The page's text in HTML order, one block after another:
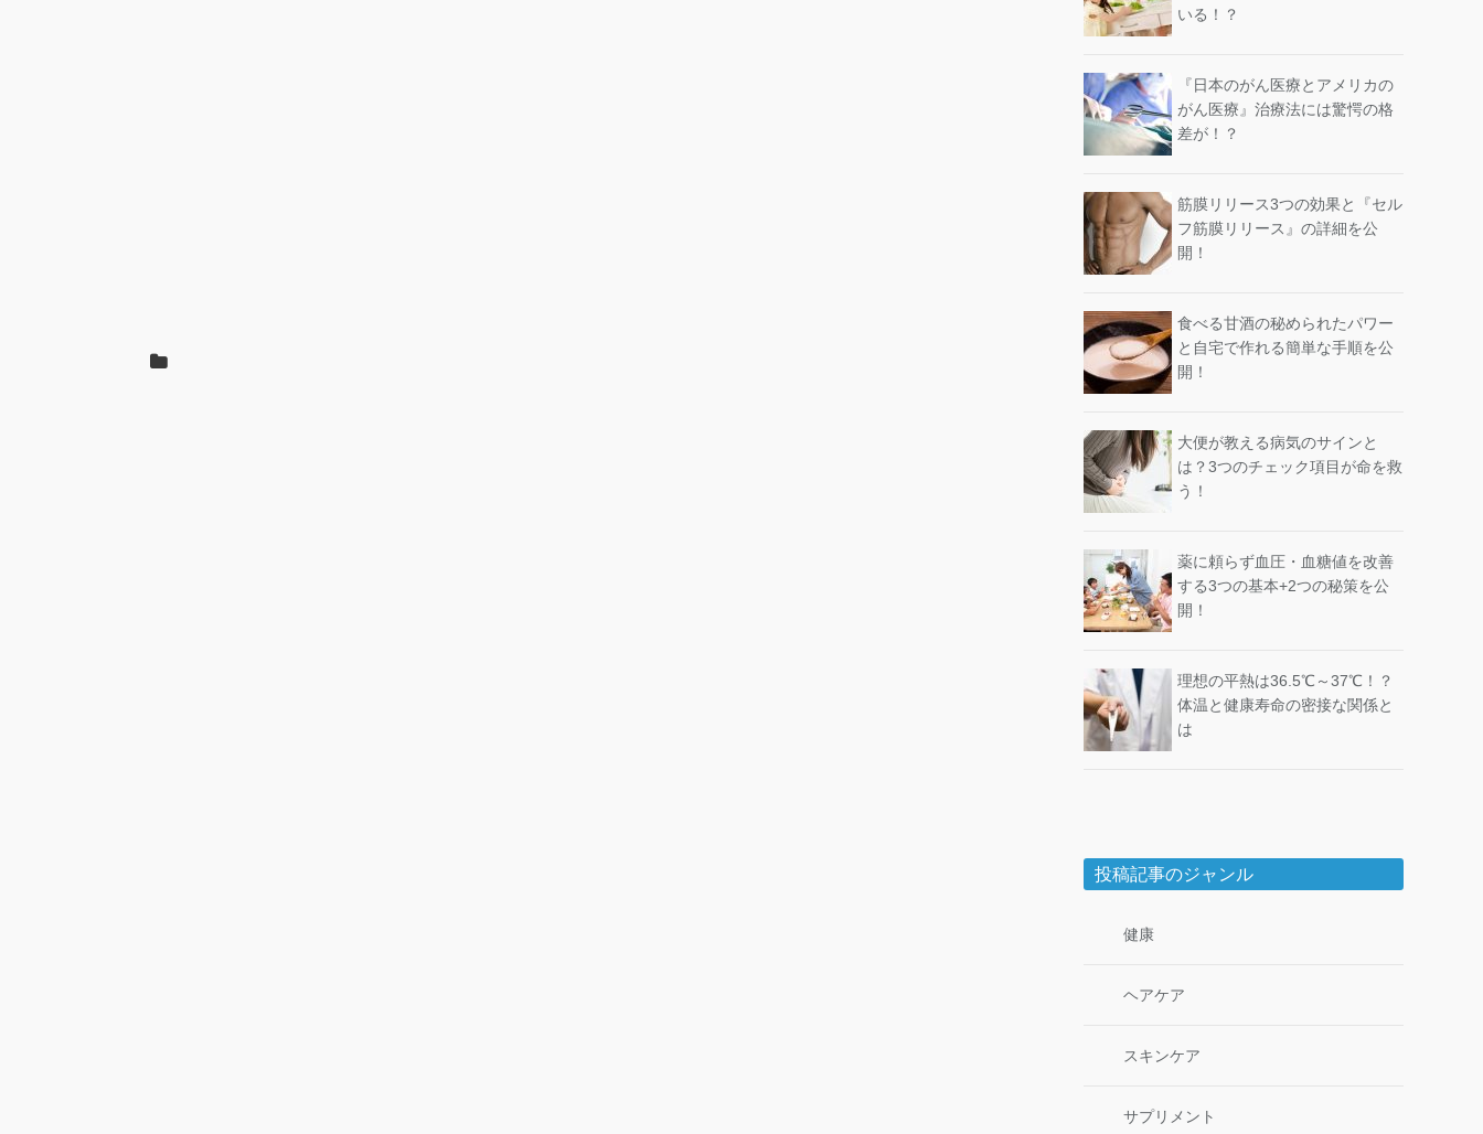
いる！？
『日本のがん医療とアメリカの
がん医療』治療法には驚愕の格
差が！？
筋膜リリース3つの効果と『セル
フ筋膜リリース』の詳細を公
開！
食べる甘酒の秘められたパワー
と自宅で作れる簡単な手順を公
開！
大便が教える病気のサインと
は？3つのチェック項目が命を救
う！
薬に頼らず血圧・血糖値を改善
する3つの基本+2つの秘策を公
開！
理想の平熱は36.5℃～37℃！？
体温と健康寿命の密接な関係と
は
投稿記事のジャンル
健康
ヘアケア
スキンケア
サプリメント